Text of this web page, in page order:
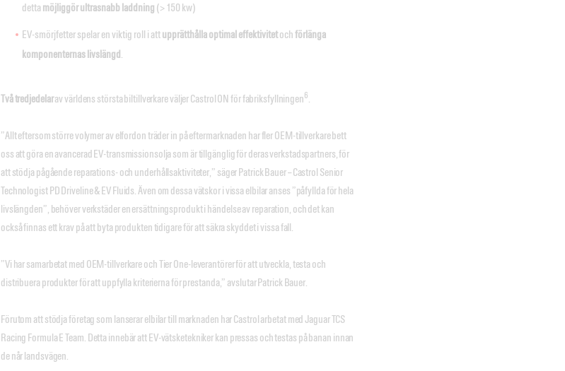
detta möjliggör ultrasnabb laddning (> 150 kw)
EV-smörjfetter spelar en viktig roll i attupprätthålla optimal effektivitetochförlänga
komponenternas livslängd
Två tredjedelarav världens största biltillverkare väljer Castrol ON för fabriksfyllningen6
”Allt eftersom större volymer av elfordon träder in på eftermarknaden har fler OEM-tillverkare bett
oss att göra en avancerad EV-transmissionsolja som är tillgänglig för deras verkstadspartners, för
att stödja pågående reparations- och underhållsaktiviteter,” säger Patrick Bauer – Castrol Senior
Technologist PD Driveline & EV Fluids. Även om dessa vätskor i vissa elbilar anses ”påfyllda för hela
livslängden”, behöver verkstäder en ersättningsprodukt i händelse av reparation, och det kan
också finnas ett krav på att byta produkten tidigare för att säkra skyddet i vissa fall.
”Vi har samarbetat med OEM-tillverkare och Tier One-leverantörer för att utveckla, testa och
distribuera produkter för att uppfylla kriterierna för prestanda,” avslutar Patrick Bauer.
Förutom att stödja företag som lanserar elbilar till marknaden har Castrol arbetat med Jaguar TCS
Racing Formula E Team. Detta innebär att EV-vätsketekniker kan pressas och testas på banan innan
de når landsvägen.